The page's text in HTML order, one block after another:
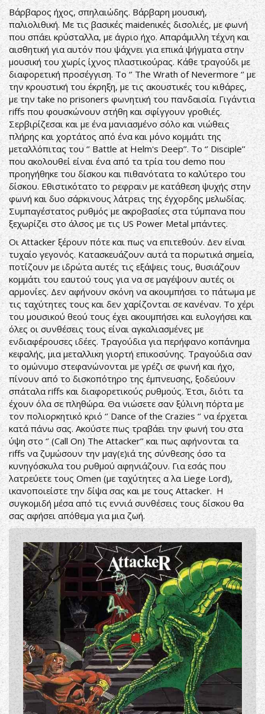
Βάρβαρος ήχος, σπηλαιώδης. Βάρβαρη μουσική,
παλιολιθική. Με τις βασικές maidenικές δισολιές, με φωνή
που σπάει κρύσταλλα, με άγριο ήχο. Απαράμιλλη τέχνη και
αισθητική για αυτόν που ψάχνει για επικά ψήγματα στην
μουσική του χωρίς ίχνος πλαστικούρας. Κάθε τραγούδι με
διαφορετική προσέγγιση. Το ‘’ The Wrath of Nevermore ‘’ με
την κρουστική του έκρηξη, με τις ακουστικές του κιθάρες,
με την take no prisoners φωνητική του πανδαισία. Γιγάντια
riffs που φουσκώνουν στήθη και σφίγγουν γροθιές.
Σερβιρίζεσαι και με ένα μανιασμένο σόλο και νιώθεις
πλήρης και χορτάτος από ένα και μόνο κομμάτι της
μεταλλόπιτας του ‘’ Battle at Helm's Deep’’. Το ‘’ Disciple’’
που ακολουθεί είναι ένα από τα τρία του demo που
προηγήθηκε του δίσκου και πιθανότατα το καλύτερο του
δίσκου. Εθιστικότατο το ρεφραιν με κατάθεση ψυχής στην
φωνή και δυο σάρκινους λάτρεις της έγχορδης μελωδίας.
Συμπαγέστατος ρυθμός με ακροβασίες στα τύμπανα που
ξεχωρίζει στο άλσος με τις US Power Metal μπάντες.
Οι Attacker ξέρουν πότε και πως να επιτεθούν. Δεν είναι
τυχαίο γεγονός. Κατασκευάζουν αυτά τα πορωτικά σημεία,
ποτίζουν με ιδρώτα αυτές τις εξάψεις τους, θυσιάζουν
κομμάτι του εαυτού τους για να σε μαγέψουν αυτές οι
αρμονίες. Δεν αφήνουν σκόνη να ακουμπήσει το πάτωμα με
τις ταχύτητες τους και δεν χαρίζονται σε κανέναν. Το χέρι
του μουσικού θεού τους έχει ακουμπήσει και ευλογήσει και
όλες οι συνθέσεις τους είναι αγκαλιασμένες με
ενδιαφέρουσες ιδέες. Τραγούδια για περήφανο κοπάνημα
κεφαλής, μια μεταλλικη γιορτή επικοσύνης. Τραγούδια σαν
το ομώνυμο στεφανώνονται με γρέζι σε φωνή και ήχο,
πίνουν από το δισκοπότηρο της έμπνευσης, ξοδεύουν
σπάταλα riffs και διαφορετικούς ρυθμούς. Έτσι, διότι τα
έχουν όλα σε πληθώρα. Θα νιώσετε σαν ξύλινη πόρτα με
τον πολιορκητικό κριό ‘’ Dance of the Crazies ‘’ να έρχεται
κατά πάνω σας. Ακούστε πως τραβάει την φωνή του στα
ύψη στο ‘’ (Call On) The Attacker’’ και πως αφήνονται τα
riffs να ζυμώσουν την μαγ(ε)ιά της σύνθεσης όσο τα
κυνηγόσκυλα του ρυθμού αφηνιάζουν. Για εσάς που
λατρεύετε τους Omen (με ταχύτητες α λα Liege Lord),
ικανοποιείστε την δίψα σας και με τους Attacker. Η
συγκομιδή μέσα από τις εννιά συνθέσεις τους δίσκου θα
σας αφήσει απόθεμα για μια ζωή.